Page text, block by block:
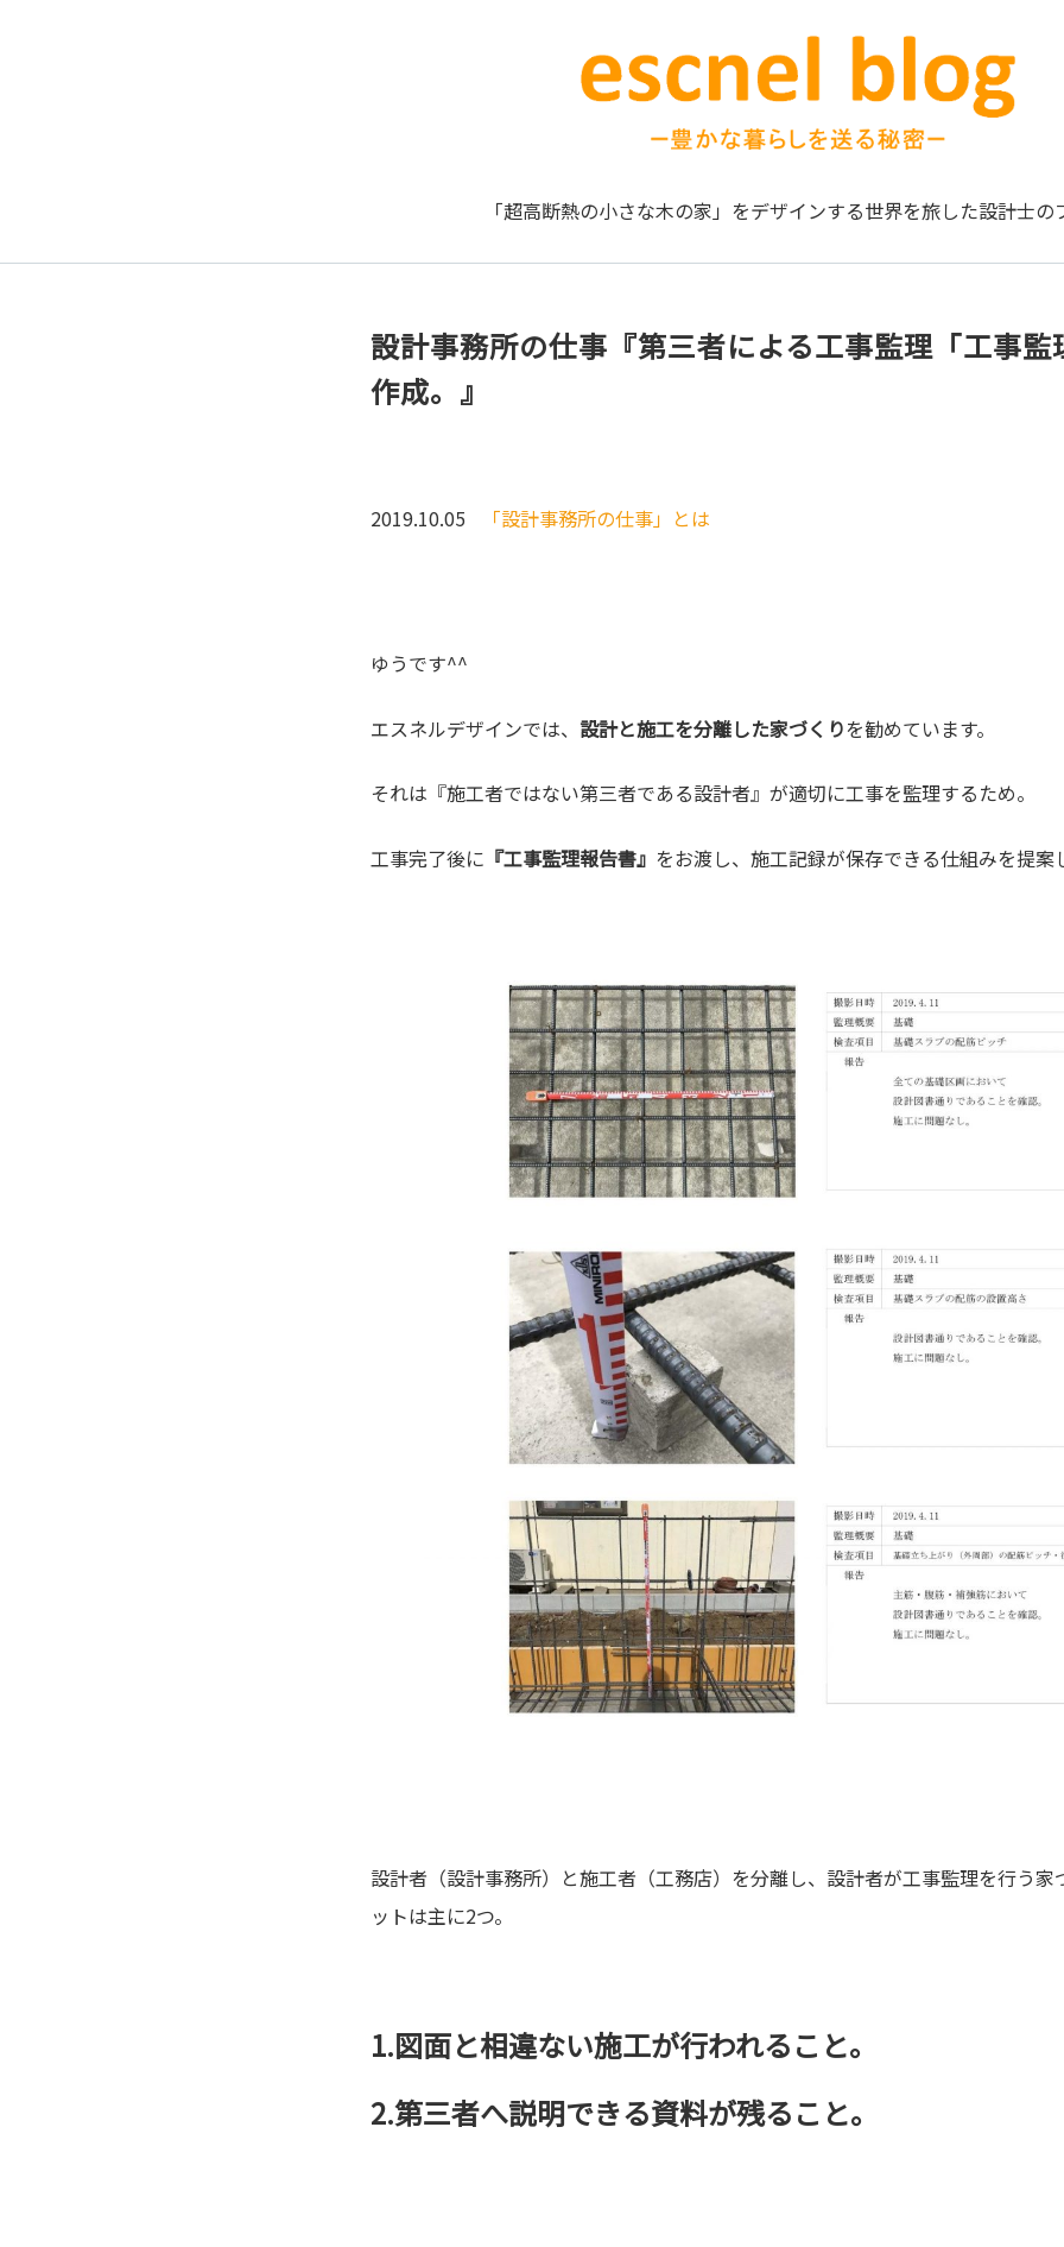
「超高断熱の小さな木の家」をデザインする世界を旅した設計士の
設計事務所の仕事『第三者による工事監理「工事監
作成。』
2019.10.05 「設計事務所の仕事」とは
ゆうです^^
エスネルデザインでは、 設計と施工を分離した家づくりを勧めています。
それは『施工者ではない第三者である設計者』が適切に工事を監理するため。
工事完了後に 『工事監理報告書』 をお渡し、施工記録が保存できる仕組みを提案
設計者（設計事務所）と施工者（工務店）を分離し、設計者が工事監理を行う家
ットは主に2つ。
1.図面と相違ない施工が行われること。
2.第三者へ説明できる資料が残ること。